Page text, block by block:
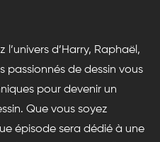
d’Harry, Raphaël,
passionnés de dessin vous
pour devenir un
Que vous soyez
épisode sera dédié à une